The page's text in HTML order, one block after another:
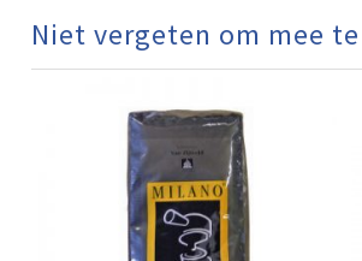
Niet vergeten om mee